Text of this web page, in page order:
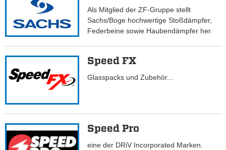
Als Mitglied der ZF-Gruppe stellt
Sachs/Boge hochwertige Stoßdämpfer,
Federbeine sowie Haubendämpfer her.
Speed FX
Glasspacks und Zubehör...
Speed Pro
eine der DRiV Incorporated Marken.